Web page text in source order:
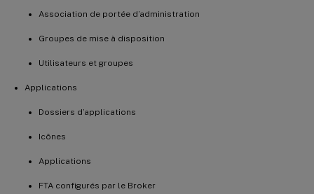
Association de portée d’administration
Groupes de mise à disposition
Utilisateurs et groupes
Applications
Dossiers d’applications
Icônes
Applications
FTA configurés par le Broker